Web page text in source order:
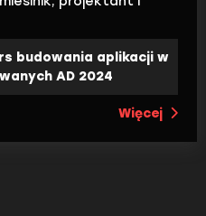
budowania aplikacji w
AD 2024
Więcej